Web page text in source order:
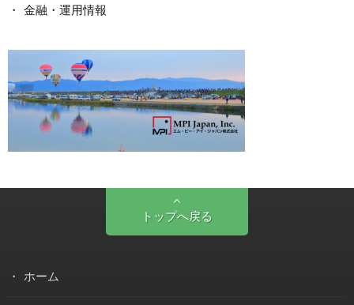
金融・運用情報
トップへ戻る
ホーム